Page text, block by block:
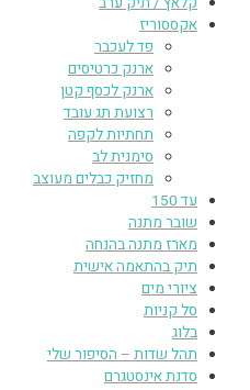
אקססוריז
פד לעכבר
ארנק כרטיסים
ארנק לכסף קטן
רצועת תג עובד
תחתיות לקפה
סימנית לב
מחזיק כבלים מעוצב
עד 150
שובר מתנה
מארז מתנה בהנחה
תיק בהתאמה אישית
ציורי מים
סל קניות
בלוג
תהל שדות – הסיפור שלי
סדנת אינסטגרם